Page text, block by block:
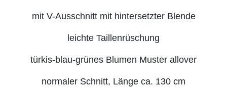
mit V-Ausschnitt mit hintersetzter Blende
leichte Taillenrüschung
türkis-blau-grünes Blumen Muster allover
normaler Schnitt, Länge ca. 130 cm